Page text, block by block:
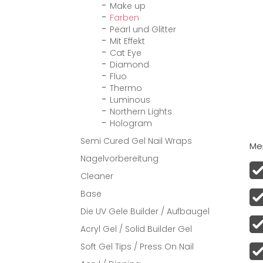
Make up
Farben
Pearl und Glitter
Mit Effekt
Cat Eye
Diamond
Fluo
Thermo
Luminous
Northern Lights
Hologram
Semi Cured Gel Nail Wraps
Nagelvorbereitung
Cleaner
Base
Die UV Gele Builder / Aufbaugel
Acryl Gel / Solid Builder Gel
Soft Gel Tips / Press On Nail